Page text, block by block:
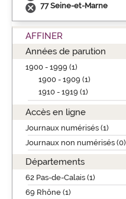
77 Seine-et-Marne
AFFINER
Années de parution
1900 - 1999 (1)
1900 - 1909 (1)
1910 - 1919 (1)
Accès en ligne
Journaux numérisés (1)
Journaux non numérisés (0)
Départements
62 Pas-de-Calais (1)
69 Rhône (1)